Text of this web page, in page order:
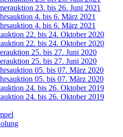
23. bis 26. Juni 2021
4. bis 6. März 2021
4. bis 6. März 2021
22. bis 24. Oktober 2020
22. bis 24. Oktober 2020
25. bis 27. Juni 2020
25. bis 27. Juni 2020
05. bis 07. März 2020
05. bis 07. März 2020
24. bis 26. Oktober 2019
24. bis 26. Oktober 2019